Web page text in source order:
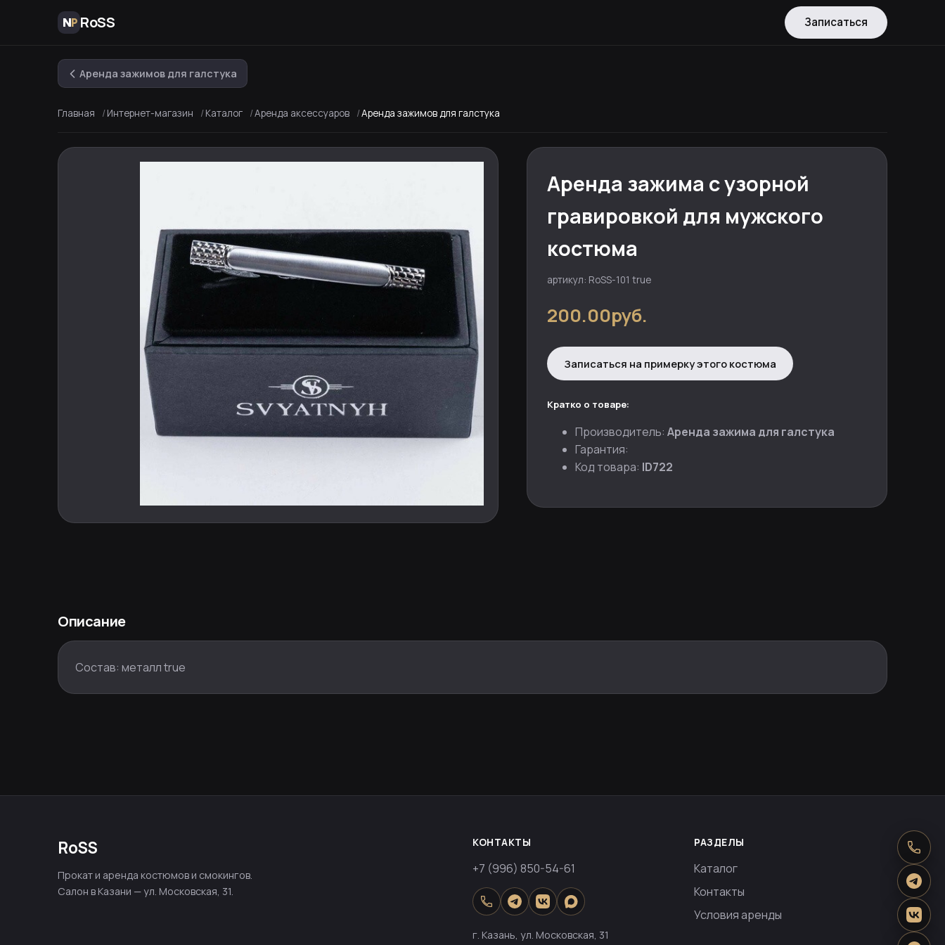
RoSS Записаться
Аренда зажимов для галстука
Главная Интернет-магазин Каталог Аренда аксессуаров Аренда зажимов для галстука
Аренда зажима с узорной
гравировкой для мужского
костюма
артикул: RoSS-101 true
200.00руб.
Записаться на примерку этого костюма
Кратко о товаре:
Производитель: Аренда зажима для галстука
Гарантия:
Код товара: ID722
Описание
Состав: металл true
RoSS
Прокат и аренда костюмов и смокингов.
Салон в Казани — ул. Московская, 31.
КОНТАКТЫ
+7 (996) 850-54-61
г. Казань, ул. Московская, 31
РАЗДЕЛЫ
Каталог
Контакты
Условия аренды